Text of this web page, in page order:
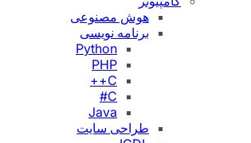
هوش مصنوعی
برنامه نویسی
Python
PHP
C++
C#
Java
طراحی سایت